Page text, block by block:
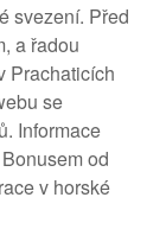
svezení. Před
a řadou
Prachaticích
se
Informace
od
v horské